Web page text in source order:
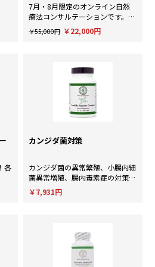
7月・8月限定のオンライン自然
療法コンサルテーションです。AI
による一般的な回答ではなく、臨
床経験にもとづいた個別のアドバ
￥55,000円 ￥22,000円
各
カンジダ菌対策
カンジダ菌の異常繁殖、小腸内細
菌異常増殖、腸内毒素症の対策
に！
￥7,931円